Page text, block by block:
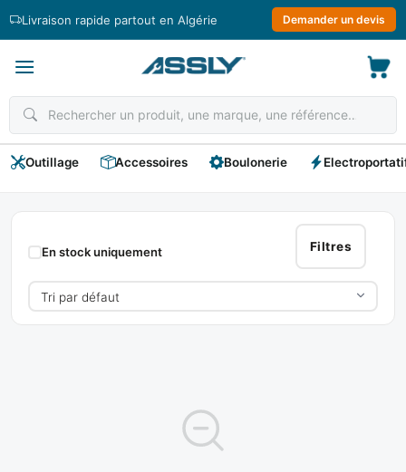
Livraison rapide partout en Algérie Demander un devis
Outillage Accessoires Boulonerie
VIBRA
SYSTÈME
Filtres
En stock uniquement